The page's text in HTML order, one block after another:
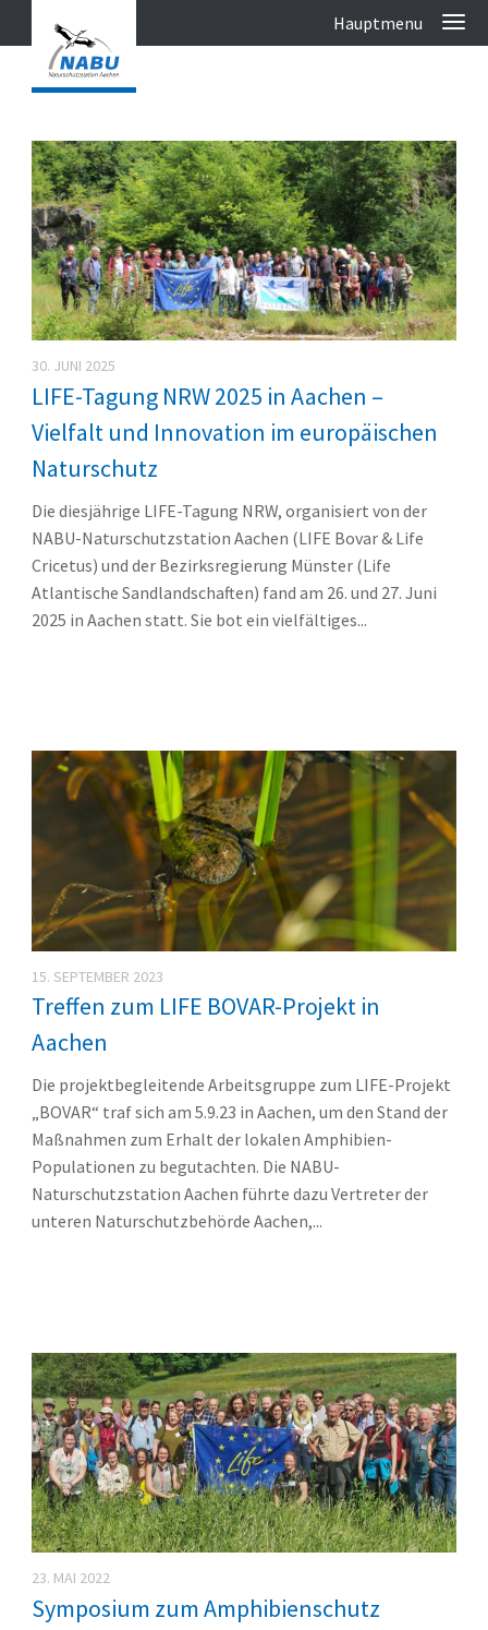
30. JUNI 2025
LIFE-Tagung NRW 2025 in Aachen –
Vielfalt und Innovation im europäischen
Naturschutz
Die diesjährige LIFE-Tagung NRW, organisiert von der
NABU-Naturschutzstation Aachen (LIFE Bovar & Life
Cricetus) und der Bezirksregierung Münster (Life
Atlantische Sandlandschaften) fand am 26. und 27. Juni
2025 in Aachen statt. Sie bot ein vielfältiges...
15. SEPTEMBER 2023
Treffen zum LIFE BOVAR-Projekt in
Aachen
Die projektbegleitende Arbeitsgruppe zum LIFE-Projekt
„BOVAR“ traf sich am 5.9.23 in Aachen, um den Stand der
Maßnahmen zum Erhalt der lokalen Amphibien-
Populationen zu begutachten. Die NABU-
Naturschutzstation Aachen führte dazu Vertreter der
unteren Naturschutzbehörde Aachen,...
23. MAI 2022
Symposium zum Amphibienschutz